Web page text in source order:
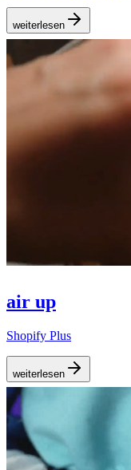
weiterlesen
air up
Shopify Plus
weiterlesen